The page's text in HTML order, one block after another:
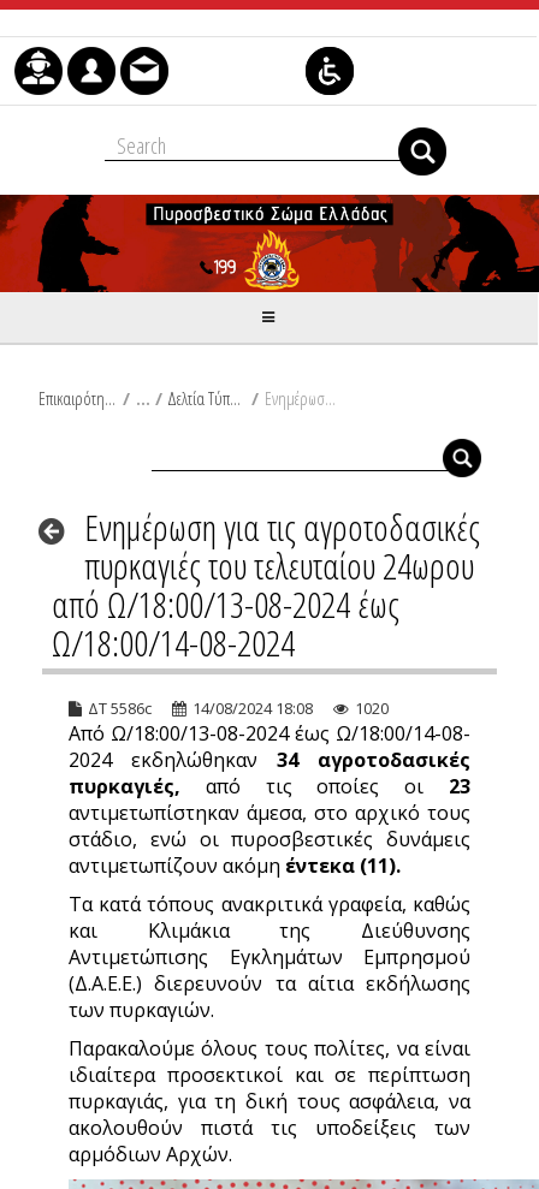
Μετάβαση στο περιεχόμενο
Επικαιρότητα / Δελτία Τύπου / Ενημέρωση για τις αγροτοδασικές πυρκαγιές του τελευταίου 24ωρου από Ω/18:00/13-08-2024 έως Ω/18:00/14-08-2024
Ενημέρωση για τις αγροτοδασικές
πυρκαγιές του τελευταίου 24ωρου
από Ω/18:00/13-08-2024 έως
Ω/18:00/14-08-2024
ΔΤ 5586c 14/08/2024 18:08 1020
Από Ω/18:00/13-08-2024 έως Ω/18:00/14-08-
2024 εκδηλώθηκαν 34 αγροτοδασικές
πυρκαγιές, από τις οποίες οι 23
αντιμετωπίστηκαν άμεσα, στο αρχικό τους
στάδιο, ενώ οι πυροσβεστικές δυνάμεις
αντιμετωπίζουν ακόμη έντεκα (11).
Τα κατά τόπους ανακριτικά γραφεία, καθώς
και Κλιμάκια της Διεύθυνσης
Αντιμετώπισης Εγκλημάτων Εμπρησμού
(Δ.Α.Ε.Ε.) διερευνούν τα αίτια εκδήλωσης
των πυρκαγιών.
Παρακαλούμε όλους τους πολίτες, να είναι
ιδιαίτερα προσεκτικοί και σε περίπτωση
πυρκαγιάς, για τη δική τους ασφάλεια, να
ακολουθούν πιστά τις υποδείξεις των
αρμόδιων Αρχών.